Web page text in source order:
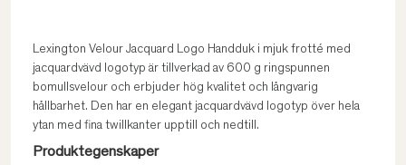
Lexington Velour Jacquard Logo Handduk i mjuk frotté med
jacquardvävd logotyp är tillverkad av 600 g ringspunnen
bomullsvelour och erbjuder hög kvalitet och långvarig
hållbarhet. Den har en elegant jacquardvävd logotyp över hela
ytan med fina twillkanter upptill och nedtill.
Produktegenskaper